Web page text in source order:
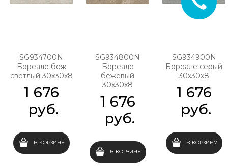
SG934700N
Бореале беж
светлый 30x30x8
1 676
руб.
В КОРЗИНУ
SG934800N
Бореале
бежевый
30x30x8
1 676
руб.
В КОРЗИНУ
SG934900N
Бореале серый
30x30x8
1 676
руб.
В КОРЗИНУ